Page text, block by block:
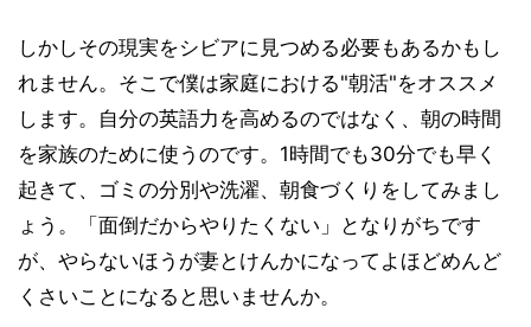
しかしその現実をシビアに見つめる必要もあるかもし
れません。そこで僕は家庭における"朝活"をオススメ
します。自分の英語力を高めるのではなく、朝の時間
を家族のために使うのです。1時間でも30分でも早く
起きて、ゴミの分別や洗濯、朝食づくりをしてみまし
ょう。「面倒だからやりたくない」となりがちです
が、やらないほうが妻とけんかになってよほどめんど
くさいことになると思いませんか。